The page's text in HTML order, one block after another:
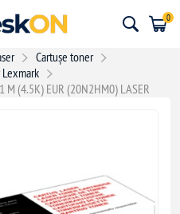
0
Cartușe toner
M (4.5K) EUR (20N2HM0) LASER